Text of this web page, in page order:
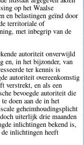
op het Waalse
en belastingen geïnd door
territoriale of
met inbegrip van de
autoriteit onverwijld
en, in het bijzonder, van
ter kennis is
autoriteit overeenkomstig
verstrekt, en als een
bevoegde autoriteit die
doen aan de in het
geheimhoudingsplicht
uiterlijk drie maanden
inlichtingen bekend is,
de inlichtingen heeft